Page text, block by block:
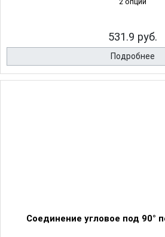
531.9 руб.
Подробнее
Соединение угловое под 90°